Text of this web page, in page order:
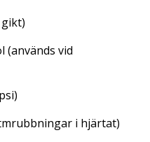
(används vid
i hjärtat)